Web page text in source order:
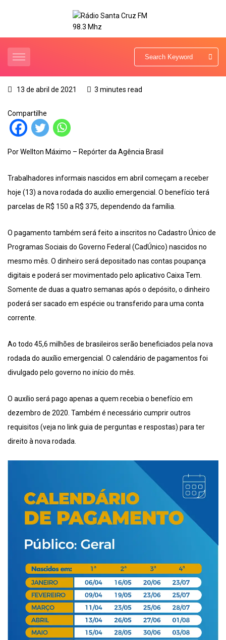
13 de abril de 2021 3 minutes read
Compartilhe
Por Wellton Máximo – Repórter da Agência Brasil
Trabalhadores informais nascidos em abril começam a receber
hoje (13) a nova rodada do auxílio emergencial. O benefício terá
parcelas de R$ 150 a R$ 375, dependendo da família.
O pagamento também será feito a inscritos no Cadastro Único de
Programas Sociais do Governo Federal (CadÚnico) nascidos no
mesmo mês. O dinheiro será depositado nas contas poupança
digitais e poderá ser movimentado pelo aplicativo Caixa Tem.
Somente de duas a quatro semanas após o depósito, o dinheiro
poderá ser sacado em espécie ou transferido para uma conta
corrente.
Ao todo 45,6 milhões de brasileiros serão beneficiados pela nova
rodada do auxílio emergencial. O calendário de pagamentos foi
divulgado pelo governo no início do mês.
O auxílio será pago apenas a quem recebia o benefício em
dezembro de 2020. Também é necessário cumprir outros
requisitos (veja no link guia de perguntas e respostas) para ter
direito à nova rodada.